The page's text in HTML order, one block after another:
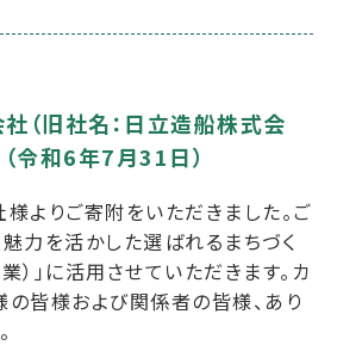
（旧社名：日立造船株式会
令和6年7月31日）
よりご寄附をいただきました。ご
力を活かした選ばれるまちづく
）」に活用させていただきます。カ
皆様および関係者の皆様、あり